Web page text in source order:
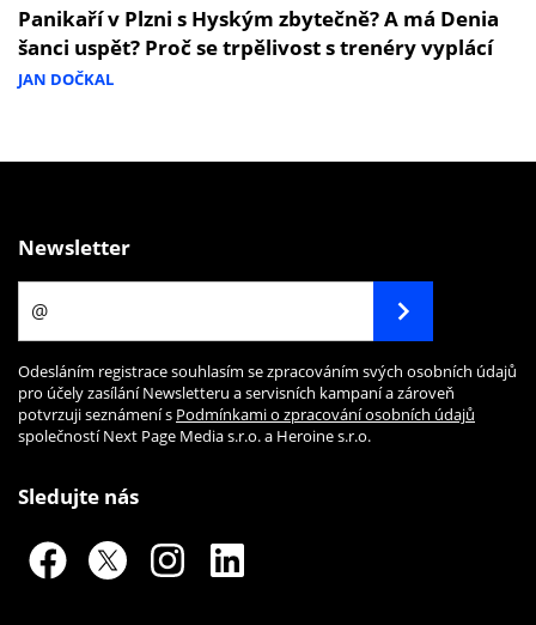
Panikaří v Plzni s Hyským zbytečně? A má Denia
šanci uspět? Proč se trpělivost s trenéry vyplácí
JAN DOČKAL
Newsletter
Odesláním registrace souhlasím se zpracováním svých osobních údajů
pro účely zasílání Newsletteru a servisních kampaní a zároveň
potvrzuji seznámení s Podmínkami o zpracování osobních údajů
společností Next Page Media s.r.o. a Heroine s.r.o.
Sledujte nás